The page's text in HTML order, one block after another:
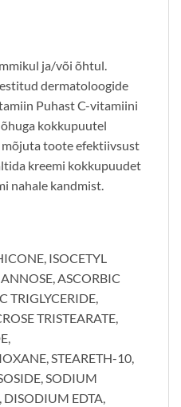
ja/või õhtul.
dermatoloogide
Puhast C-vitamiini
kokkupuutel
mõjuta toote efektiivsust
kreemi kokkupuudet
nahale kandmist.
ISOCETYL
ASCORBIC
TRIGLYCERIDE,
TRISTEARATE,
STEARETH-10,
SODIUM
DISODIUM EDTA,